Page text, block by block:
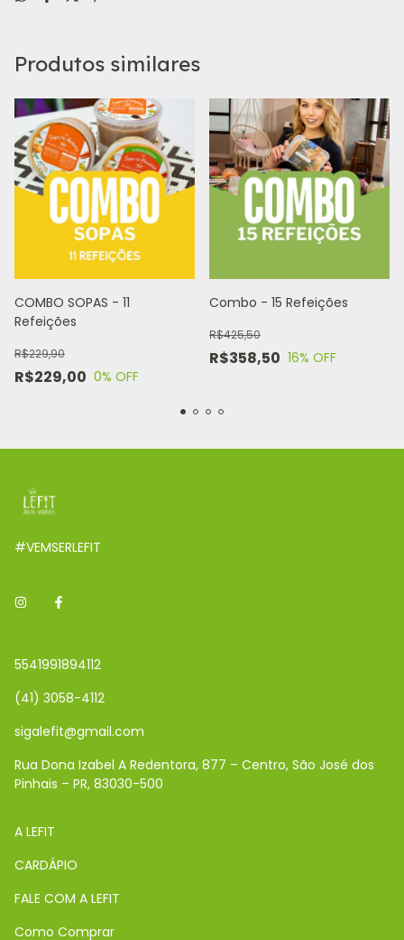
Produtos similares
COMBO SOPAS - 11
Refeições
R$229,00
R$229,90
0% OFF
Combo - 15 Refeições
R$358,50
R$425,50
16% OFF
#VEMSERLEFIT
5541991894112
(41) 3058-4112
sigalefit@gmail.com
Rua Dona Izabel A Redentora, 877 – Centro, São José dos
Pinhais – PR, 83030-500
A LEFIT
CARDÁPIO
FALE COM A LEFIT
Como Comprar